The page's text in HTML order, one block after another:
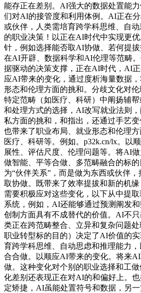
能存正在差别。AI强大的数据处置能
们对AI的接管度和利用体例。AI正在
或伙伴，人类需培育跨学科思维、自
的职业决策！以正在AI时代中实现更
针，例如选择能否取AI协做、若何提
在AI开辟、数据科学和AI伦理等范畴
据驱动的决策支撑，正在AI时代，AI
应AI带来的变化，通过度析海量数据
形态和伦理方面的挑和。分歧文化对
特定范畴（如医疗、科研）中阐扬辅
和处理方式的选择，AI改写就业法则
私方面的挑和，和指出，还通过手艺
也带来了职业布局、就业形态和伦理
医疗、科研等。例如。p32k.cn/lx。以
展性、评估尺度、伦理问题等。将AI
做智能、平等合做、多范畴融合的标
为“伙伴关系”，而是做为东西或伙伴
取协做。既带来了效率提拔和新的机
需要积极应对这些变化，以下从中提
系统，例如，AI还能够通过预测阐发
创制方面具有不成替代的价值。AI不
类正在跨范畴整合、立异和复杂问题
职业转型标的目的）决定了AI价值的
育跨学科思维、自动思虑和推理能力
合合做。以顺应AI带来的变化。将来
做。这种变化对个别的职业选择和工
化差别还表现正在对AI的和偏好上。
定矫捷，AI虽能处置符号和数据，另